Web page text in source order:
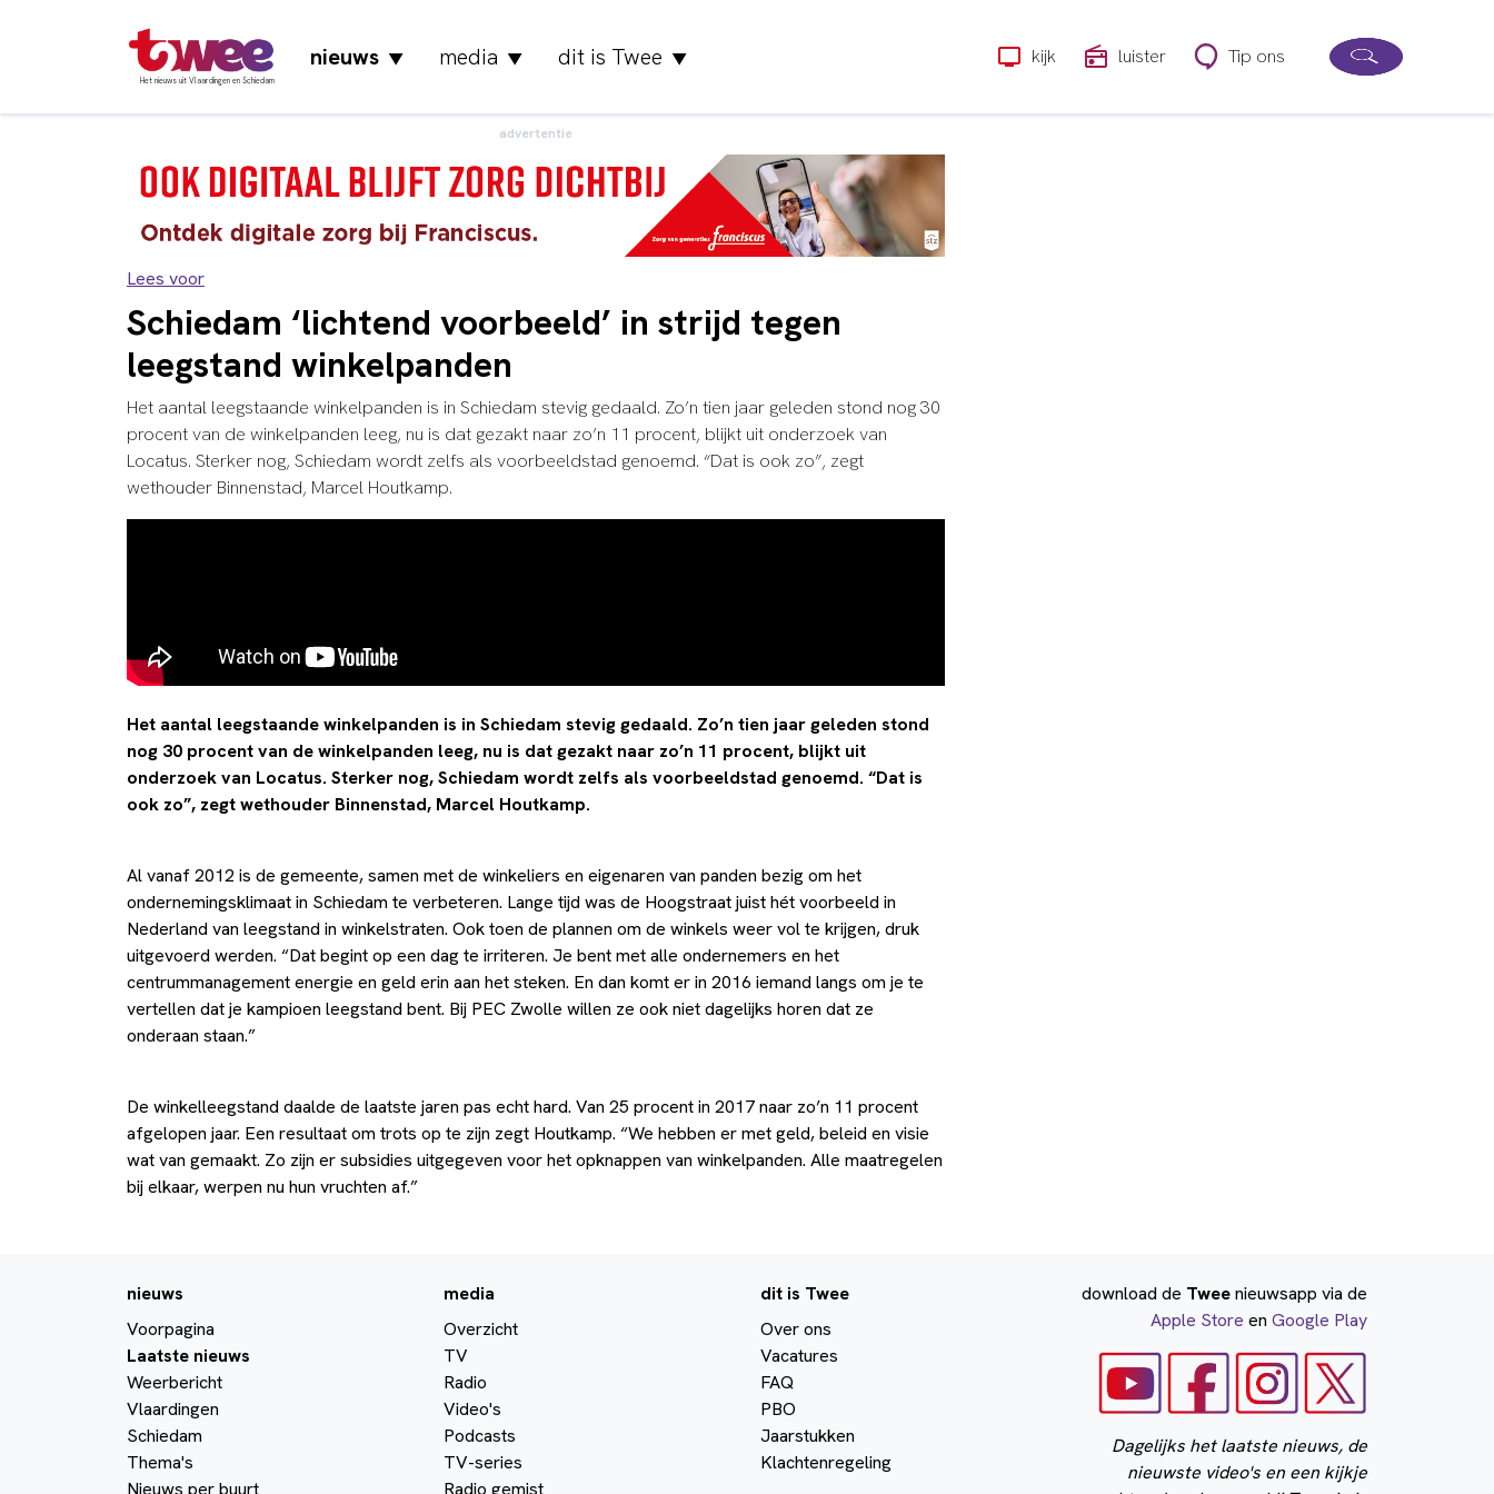
Het nieuws uit Vlaardingen en Schiedam
nieuws▼ media ▼ dit is Twee ▼ kijk luister Tip ons
advertentie
Lees voor
Schiedam ‘lichtend voorbeeld’ in strijd tegen
leegstand winkelpanden
Het aantal leegstaande winkelpanden is in Schiedam stevig gedaald. Zo’n tien jaar geleden stond nog 30
procent van de winkelpanden leeg, nu is dat gezakt naar zo’n 11 procent, blijkt uit onderzoek van
Locatus. Sterker nog, Schiedam wordt zelfs als voorbeeldstad genoemd. “Dat is ook zo”, zegt
wethouder Binnenstad, Marcel Houtkamp.
Het aantal leegstaande winkelpanden is in Schiedam stevig gedaald. Zo’n tien jaar geleden stond
nog 30 procent van de winkelpanden leeg, nu is dat gezakt naar zo’n 11 procent, blijkt uit
onderzoek van Locatus. Sterker nog, Schiedam wordt zelfs als voorbeeldstad genoemd. “Dat is
ook zo”, zegt wethouder Binnenstad, Marcel Houtkamp.
Al vanaf 2012 is de gemeente, samen met de winkeliers en eigenaren van panden bezig om het
ondernemingsklimaat in Schiedam te verbeteren. Lange tijd was de Hoogstraat juist hét voorbeeld in
Nederland van leegstand in winkelstraten. Ook toen de plannen om de winkels weer vol te krijgen, druk
uitgevoerd werden. “Dat begint op een dag te irriteren. Je bent met alle ondernemers en het
centrummanagement energie en geld erin aan het steken. En dan komt er in 2016 iemand langs om je te
vertellen dat je kampioen leegstand bent. Bij PEC Zwolle willen ze ook niet dagelijks horen dat ze
onderaan staan.”
De winkelleegstand daalde de laatste jaren pas echt hard. Van 25 procent in 2017 naar zo’n 11 procent
afgelopen jaar. Een resultaat om trots op te zijn zegt Houtkamp. “We hebben er met geld, beleid en visie
wat van gemaakt. Zo zijn er subsidies uitgegeven voor het opknappen van winkelpanden. Alle maatregelen
bij elkaar, werpen nu hun vruchten af.”
nieuws
Voorpagina
Laatste nieuws
Weerbericht
Vlaardingen
Schiedam
Thema's
Nieuws per buurt
media
Overzicht
TV
Radio
Video's
Podcasts
TV-series
Radio gemist
dit is Twee
Over ons
Vacatures
FAQ
PBO
Jaarstukken
Klachtenregeling
download de Tweenieuwsapp via de
Apple Store en Google Play
Dagelijks het laatste nieuws, de
nieuwste video's en een kijkje